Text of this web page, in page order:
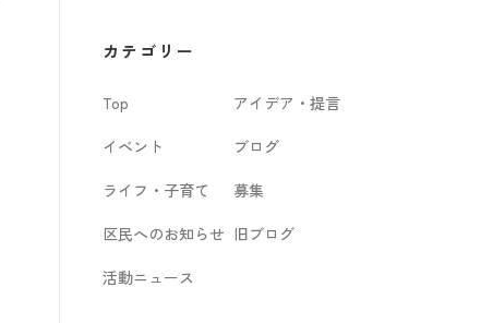
ブ
カテゴリー
Top
アイデア・提言
イベント
ブログ
ライフ・子育て
募集
区民へのお知らせ 旧ブログ
活動ニュース